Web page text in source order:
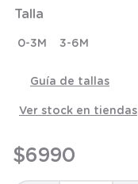
Talla
0-3M 3-6M
Guía de tallas
Ver stock en tiendas
$6990
8.
9.
saco dormir